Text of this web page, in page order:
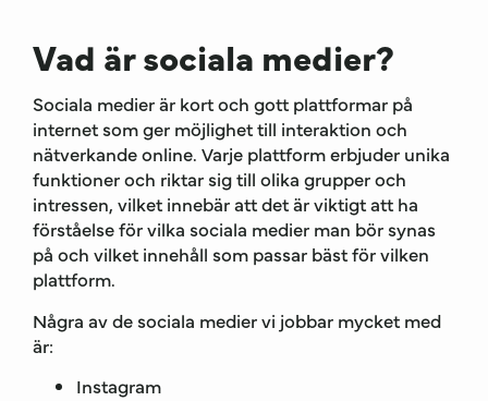
Vad är sociala medier?
Sociala medier är kort och gott plattformar på
internet som ger möjlighet till interaktion och
nätverkande online. Varje plattform erbjuder unika
funktioner och riktar sig till olika grupper och
intressen, vilket innebär att det är viktigt att ha
förståelse för vilka sociala medier man bör synas
på och vilket innehåll som passar bäst för vilken
plattform.
Några av de sociala medier vi jobbar mycket med
är:
Instagram